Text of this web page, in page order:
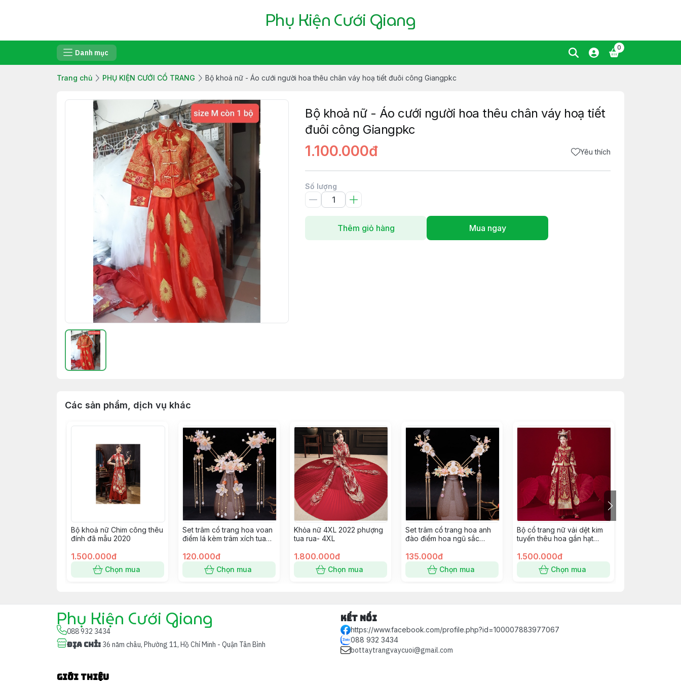
Phụ Kiện Cưới Giang
Danh mục
0
Trang chủ PHỤ KIỆN CƯỚI CỔ TRANG Bộ khoả nữ - Áo cưới người hoa thêu chân váy hoạ tiết đuôi công Giangpkc
Bộ khoả nữ - Áo cưới người hoa thêu chân váy hoạ tiết
đuôi công Giangpkc
1.100.000đ Yêu thích
Số lượng
Thêm giỏ hàng Mua ngay
Các sản phẩm, dịch vụ khác
Bộ khoả nữ Chim công thêu
đính đã mẫu 2020
1.500.000đ
Chọn mua
Set trâm cổ trang hoa voan
điểm lá kèm trâm xích tua
120.000đ
Chọn mua
Khỏa nữ 4XL 2022 phượng
tua rua- 4XL
1.800.000đ
Chọn mua
Set trâm cổ trang hoa anh
đào điểm hoa ngũ sắc
135.000đ
Chọn mua
Bộ cổ trang nữ vải dệt kim
tuyến thêu hoa gắn hạt
Giangpkc
1.500.000đ
Chọn mua
Phụ Kiện Cưới Giang
088 932 3434
Địa chỉ: 36 năm châu, Phường 11, Hồ Chí Minh - Quận Tân Bình
Kết nối
https://www.facebook.com/profile.php?id=100007883977067
088 932 3434
bottaytrangvaycuoi@gmail.com
Giới thiệu